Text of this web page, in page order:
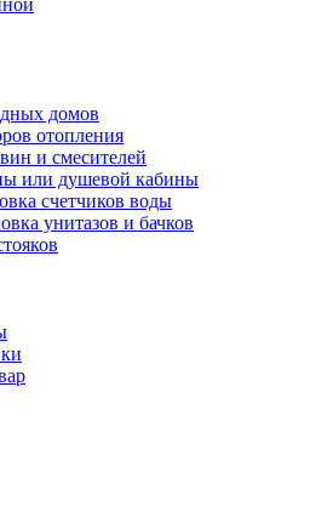
домов
отопления
и смесителей
или душевой кабины
счетчиков воды
унитазов и бачков